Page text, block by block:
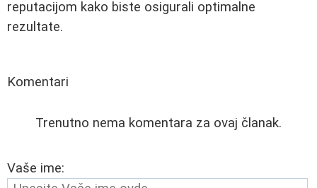
reputacijom kako biste osigurali optimalne
rezultate.
Komentari
Trenutno nema komentara za ovaj članak.
Vaše ime: